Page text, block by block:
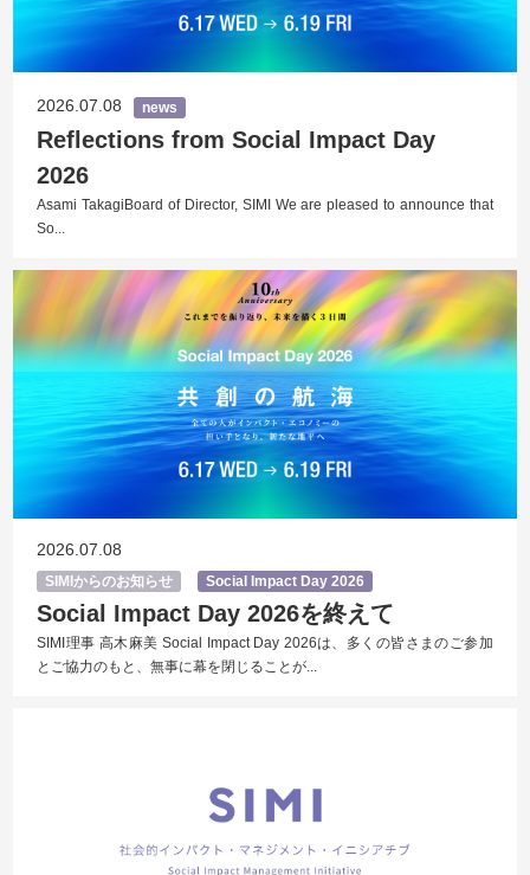
2026.07.08 news
Reflections from Social Impact Day
2026
Asami TakagiBoard of Director, SIMI We are pleased to announce that
So...
2026.07.08
SIMIからのお知らせ Social Impact Day 2026
Social Impact Day 2026を終えて
SIMI理事 高木麻美 Social Impact Day 2026は、多くの皆さまのご参加
とご協力のもと、無事に幕を閉じることが...